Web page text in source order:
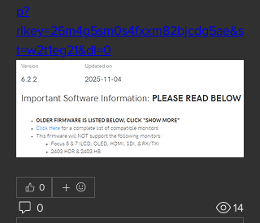
p?
rlkey=26m4g5sm0s4fxxm82bjcdg5ae&s
t=w2t1eg21&dl=0
0
0 14